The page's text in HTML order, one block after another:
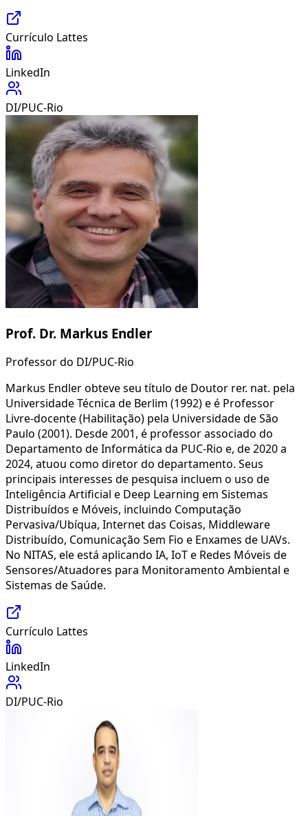
Currículo Lattes
LinkedIn
DI/PUC-Rio
Prof. Dr. Markus Endler
Professor do DI/PUC-Rio
Markus Endler obteve seu título de Doutor rer. nat. pela
Universidade Técnica de Berlim (1992) e é Professor
Livre-docente (Habilitação) pela Universidade de São
Paulo (2001). Desde 2001, é professor associado do
Departamento de Informática da PUC-Rio e, de 2020 a
2024, atuou como diretor do departamento. Seus
principais interesses de pesquisa incluem o uso de
Inteligência Artificial e Deep Learning em Sistemas
Distribuídos e Móveis, incluindo Computação
Pervasiva/Ubíqua, Internet das Coisas, Middleware
Distribuído, Comunicação Sem Fio e Enxames de UAVs.
No NITAS, ele está aplicando IA, IoT e Redes Móveis de
Sensores/Atuadores para Monitoramento Ambiental e
Sistemas de Saúde.
Currículo Lattes
LinkedIn
DI/PUC-Rio